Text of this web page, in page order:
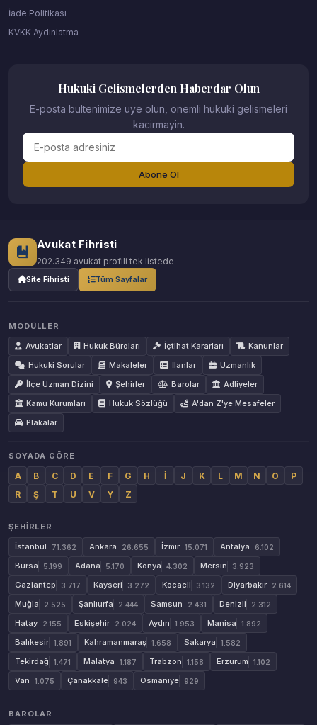
İade Politikası
KVKK Aydinlatma
Hukuki Gelismelerden Haberdar Olun
E-posta bultenimize uye olun, onemli hukuki gelismeleri
kacirmayin.
Abone Ol
Avukat Fihristi
202.349 avukat profili tek listede
Site Fihristi Tüm Sayfalar
MODÜLLER
Avukatlar
Hukuk Büroları İçtihat Kararları
Kanunlar
Hukuki Sorular
Makaleler İlanlar
Uzmanlık
İlçe Uzman Dizini
Şehirler Barolar
Adliyeler
Kamu Kurumları
Hukuk Sözlüğü
A'dan Z'ye Mesafeler
Plakalar
SOYADA GÖRE
A B C D E F G H İ J K L M N O
P
R
Ş T U V Y Z
ŞEHIRLER
İstanbul
71.362 Ankara 26.655 İzmir 15.071 Antalya 6.102
Bursa 5.199 Adana 5.170 Konya 4.302 Mersin 3.923
Gaziantep 3.717 Kayseri 3.272 Kocaeli 3.132 Diyarbakır 2.614
Muğla 2.525 Şanlıurfa 2.444 Samsun 2.431 Denizli 2.312
Hatay 2.155 Eskişehir 2.024 Aydın 1.953 Manisa 1.892
Balıkesir 1.891 Kahramanmaraş 1.658 Sakarya 1.582
Tekirdağ 1.471 Malatya 1.187 Trabzon 1.158 Erzurum 1.102
Van 1.075 Çanakkale 943 Osmaniye 929
BAROLAR